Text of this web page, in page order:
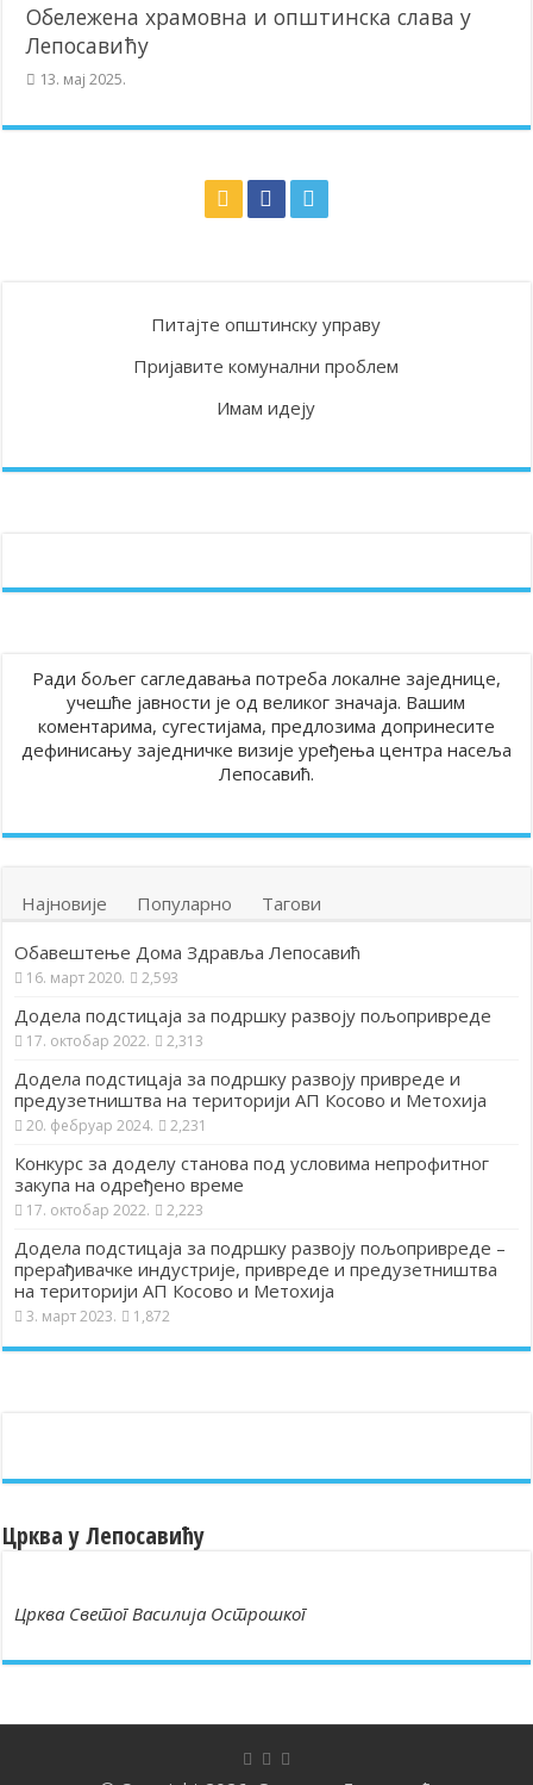
Обележена храмовна и општинска слава у
Лепосавићу
13. мај 2025.
Питајте општинску управу
Пријавите комунални проблем
Имам идеју
Ради бољег сагледавања потреба локалне заједнице,
учешће јавности је од великог значаја. Вашим
коментарима, сугестијама, предлозима допринесите
дефинисању заједничке визије уређења центра насеља
Лепосавић.
Најновије Популарно Тагови
Обавештење Дома Здравља Лепосавић
16. март 2020. 2,593
Додела подстицаја за подршку развоју пољопривреде
17. октобар 2022. 2,313
Додела подстицаја за подршку развоју привреде и
предузетништва на територији АП Косово и Метохија
20. фебруар 2024. 2,231
Конкурс за доделу станова под условима непрофитног
закупа на одређено време
17. октобар 2022. 2,223
Додела подстицаја за подршку развоју пољопривреде –
прерађивачке индустрије, привреде и предузетништва
на територији АП Косово и Метохија
3. март 2023. 1,872
Црква у Лепосавићу
Црква Светог Василија Острошког